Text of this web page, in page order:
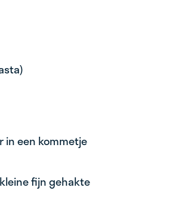
in een kommetje
fijn gehakte